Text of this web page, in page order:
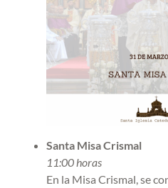
Santa Misa Crismal
11:00 horas
En la Misa Crismal, se